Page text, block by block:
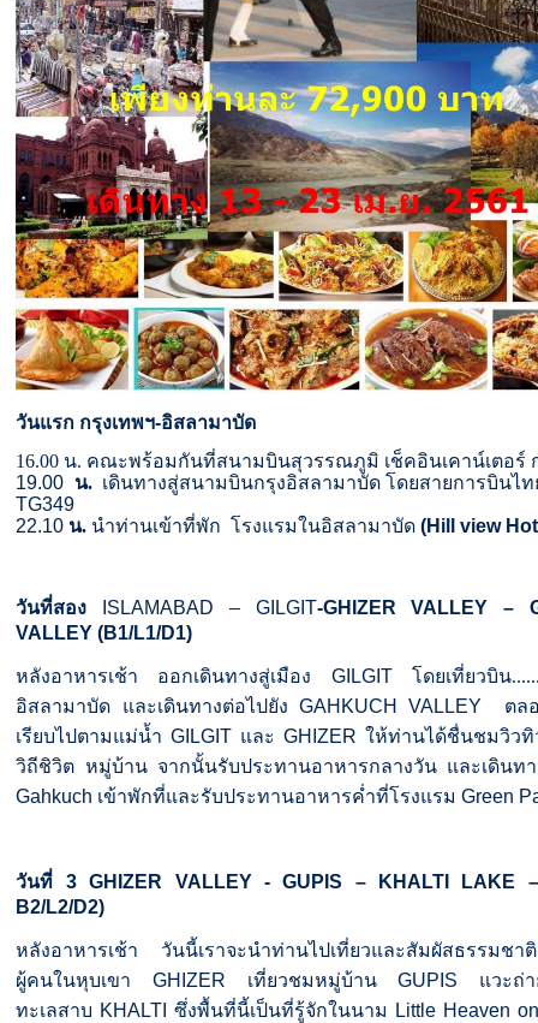
วันแรก กรุงเทพฯ-อิสลามาบัด
16.00 น. คณะพร้อมกันที่สนามบินสุวรรณภูมิ เช็คอินเคาน์เตอร์
19.00 น. เดินทางสู่สนามบินกรุงอิสลามาบัด โดยสายการบินไท
TG349
22.10 น. นำท่านเข้าที่พัก โรงแรมในอิสลามาบัด (Hill view
วันที่สอง ISLAMABAD – GILGIT-GHIZER VALLEY –
VALLEY (B1/L1/D1)
หลังอาหารเช้า ออกเดินทางสู่เมือง GILGIT โดยเที่ยวบิน
อิสลามาบัด
และเดินทางต่อไปยัง GAHKUCH VALLEY ตล
เรียบไปตามแม่น้ำ GILGIT และ GHIZER ให้ท่านได้ชื่นชมวิว
วิถีชิวิต หมู่บ้าน จากนั้นรับประทานอาหารกลางวัน และเดินท
Gahkuch เข้าพักที่และรับประทานอาหารค่ำที่โรงแรม Green
วันที่ 3 GHIZER VALLEY - GUPIS – KHALTI LAKE
B2/L2/D2)
หลังอาหารเช้า วันนี้เราจะนำท่านไปเที่ยวและสัมผัสธรรมชา
ผู้คนในหุบเขา
GHIZER เที่ยวชมหมู่บ้าน GUPIS แวะถ่
ทะเลสาบ KHALTIซึ่งพื้นที่นี้เป็นที่รู้จักในนาม
Little Heaven